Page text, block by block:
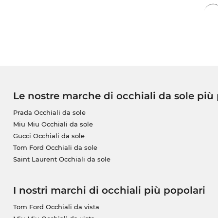
Le nostre marche di occhiali da sole più
Prada Occhiali da sole
Miu Miu Occhiali da sole
Gucci Occhiali da sole
Tom Ford Occhiali da sole
Saint Laurent Occhiali da sole
I nostri marchi di occhiali più popolari
Tom Ford Occhiali da vista